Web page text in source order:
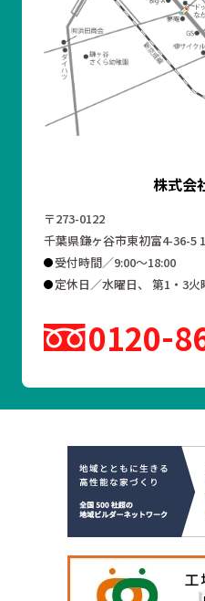
株式会
〒273-0122
千葉県鎌ヶ谷市東初富4-36-5
受付時間／9:00～18:00
定休日／水曜日、 第1・3火
0120